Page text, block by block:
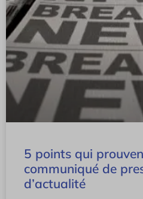
5 points qui
communiqué de
d’actualité